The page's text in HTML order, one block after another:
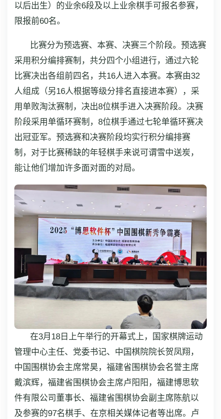
以后出生）的业余6段及以上业余棋手可报名参赛，
限报前60名。
比赛分为预选赛、本赛、决赛三个阶段。预选赛
采用积分编排赛制，共分四个小组进行，通过六轮
比赛决出各组前四名，共16人进入本赛。本赛由32
人组成（另16人根据等级分排名直接进本赛），采
用单败淘汰赛制，决出8位棋手进入决赛阶段。决赛
阶段采用单循环赛制，8位棋手通过七轮单循环赛决
出冠亚军。预选赛和决赛阶段均实行积分编排赛
制，对于比赛稀缺的年轻棋手来说可谓雪中送炭，
能让他们增加许多面对面的对局。
在3月18日上午举行的开幕式上，国家棋牌运动
管理中心主任、党委书记、中国棋院院长贺凤翔，
中国围棋协会主席常昊，福建省围棋协会名誉主席
戴滨辉，福建省围棋协会主席卢阳阳，福建博思软
件有限公司董事长、福建省围棋协会副主席陈航以
及参赛的97名棋手、在京相关媒体记者等出席。卢